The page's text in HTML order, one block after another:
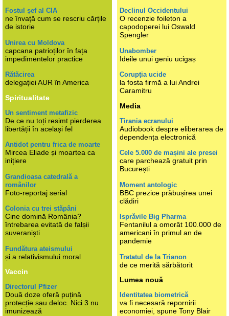
Fostul șef al CIA
ne învață cum se rescriu cărțile
de istorie
Unirea cu Moldova
capcana patrioților în fața
impedimentelor practice
Rătăcirea
delegației AUR în America
Spiritualitate
Un sentiment metafizic
De ce nu toți resimt pierderea
libertății în același fel
Antidot pentru frica de moarte
Mircea Eliade și moartea ca
inițiere
Grandioasa catedrală a
românilor
Foto-reportaj serial
Colonia cu trei stăpâni
Cine domină România?
întrebarea evitată de falșii
suveraniști
Fundătura ateismului
și a relativismului moral
Vaccin
Directorul Pfizer
Două doze oferă puțină
protecție sau deloc. Nici 3 nu
imunizează
Declinul Occidentului
O recenzie foileton a
capodoperei lui Oswald
Spengler
Unabomber
Ideile unui geniu ucigaș
Corupția ucide
la fosta firmă a lui Andrei
Caramitru
Media
Tirania ecranului
Audiobook despre eliberarea de
dependența electronică
Cele 5.000 de mașini ale presei
care parchează gratuit prin
București
Moment antologic
BBC prezice prăbușirea unei
clădiri
Isprăvile Big Pharma
Fentanilul a omorât 100.000 de
americani în primul an de
pandemie
Tratatul de la Trianon
de ce merită sărbătorit
Lumea nouă
Identitatea biometrică
va fi necesară repornirii
economiei, spune Tony Blair